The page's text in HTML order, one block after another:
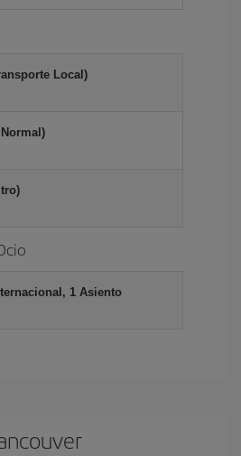
Local)
1 Asiento